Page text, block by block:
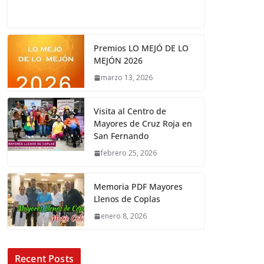
Premios LO MEJÓ DE LO
MEJÓN 2026
marzo 13, 2026
Visita al Centro de
Mayores de Cruz Roja en
San Fernando
febrero 25, 2026
Memoria PDF Mayores
Llenos de Coplas
enero 8, 2026
Recent Posts